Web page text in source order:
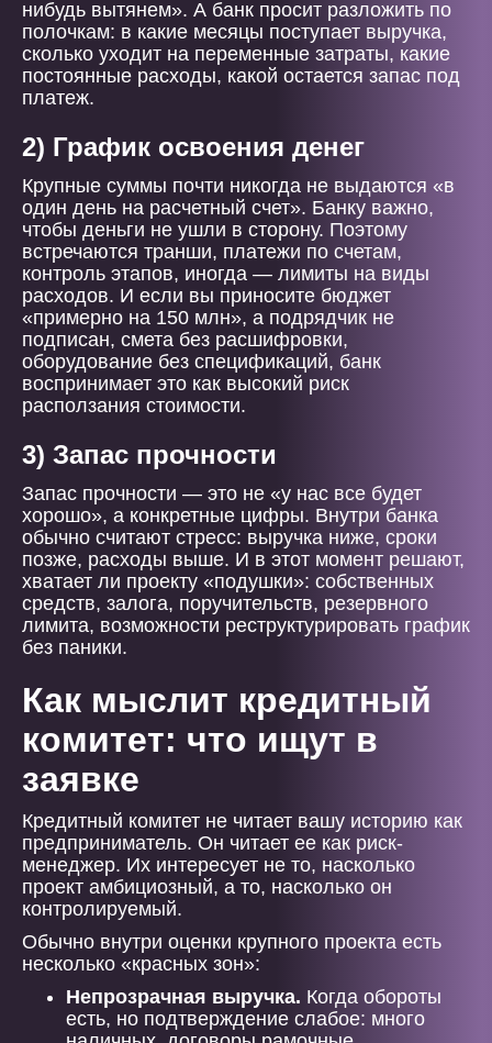
нибудь вытянем». А банк просит разложить по
полочкам: в какие месяцы поступает выручка,
сколько уходит на переменные затраты, какие
постоянные расходы, какой остается запас под
платеж.
2) График освоения денег
Крупные суммы почти никогда не выдаются «в
один день на расчетный счет». Банку важно,
чтобы деньги не ушли в сторону. Поэтому
встречаются транши, платежи по счетам,
контроль этапов, иногда — лимиты на виды
расходов. И если вы приносите бюджет
«примерно на 150 млн», а подрядчик не
подписан, смета без расшифровки,
оборудование без спецификаций, банк
воспринимает это как высокий риск
расползания стоимости.
3) Запас прочности
Запас прочности — это не «у нас все будет
хорошо», а конкретные цифры. Внутри банка
обычно считают стресс: выручка ниже, сроки
позже, расходы выше. И в этот момент решают,
хватает ли проекту «подушки»: собственных
средств, залога, поручительств, резервного
лимита, возможности реструктурировать график
без паники.
Как мыслит кредитный
комитет: что ищут в
заявке
Кредитный комитет не читает вашу историю как
предприниматель. Он читает ее как риск-
менеджер. Их интересует не то, насколько
проект амбициозный, а то, насколько он
контролируемый.
Обычно внутри оценки крупного проекта есть
несколько «красных зон»:
Непрозрачная выручка. Когда обороты
есть, но подтверждение слабое: много